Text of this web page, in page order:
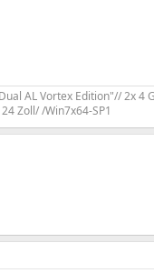
AL Vortex Edition"// 2x 4
Zoll/ /Win7x64-SP1